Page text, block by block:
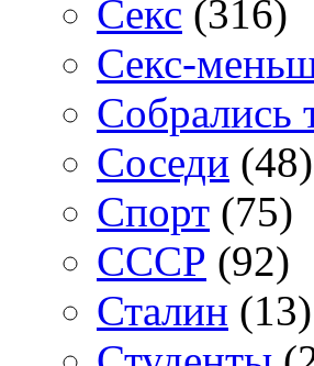
Секс (316)
Секс-
Собрались
Соседи (48)
Спорт (75)
СССР (92)
Сталин (13)